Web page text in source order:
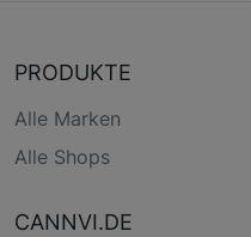
PRODUKTE
Alle Marken
Alle Shops
CANNVI.DE